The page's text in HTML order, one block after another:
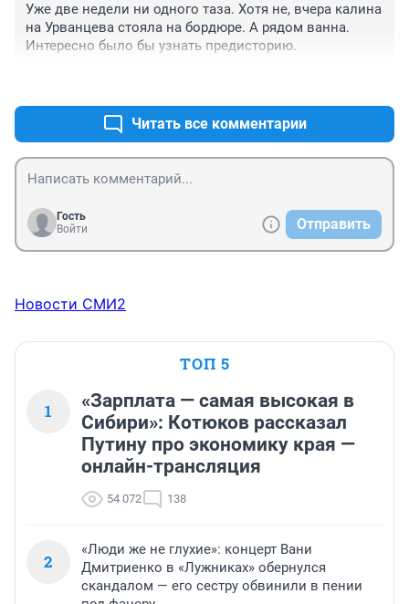
Уже две недели ни одного таза. Хотя не, вчера калина
на Урванцева стояла на бордюре. А рядом ванна.
Интересно было бы узнать предисторию.
Читать все комментарии
Гость
Войти
Отправить
Новости СМИ2
ТОП 5
1
«Зарплата — самая высокая в
Сибири»: Котюков рассказал
Путину про экономику края —
онлайн-трансляция
54 072 138
2
«Люди же не глухие»: концерт Вани
Дмитриенко в «Лужниках» обернулся
скандалом — его сестру обвинили в пении